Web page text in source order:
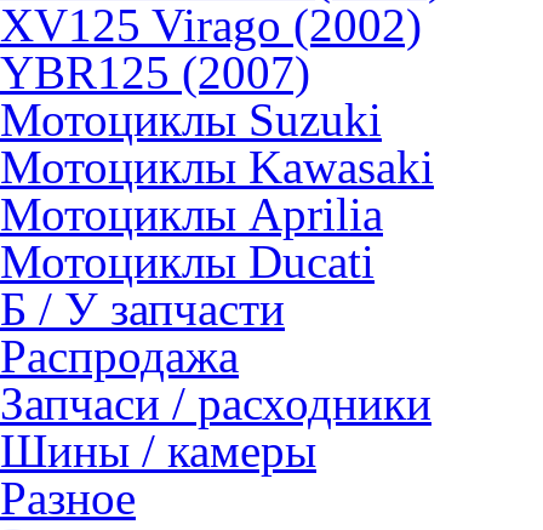
XV125 Virago (2002)
YBR125 (2007)
Мотоциклы Suzuki
Мотоциклы Kawasaki
Мотоциклы Aprilia
Мотоциклы Ducati
Б / У запчасти
Распродажа
Запчаси / расходники
Шины / камеры
Разное